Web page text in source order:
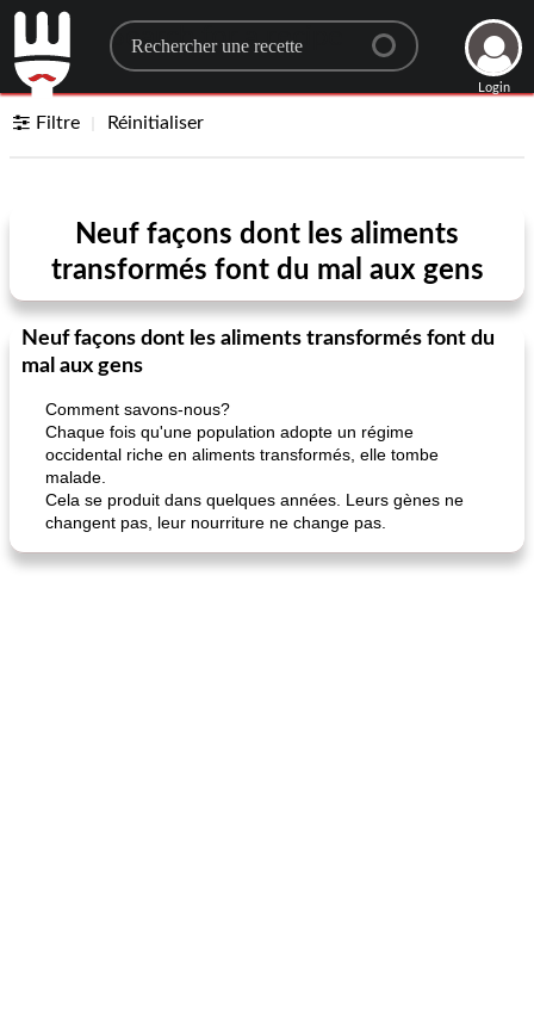
Search for a recipe
Login
Filtre Réinitialiser
Neuf façons dont les aliments
transformés font du mal aux gens
Neuf façons dont les aliments transformés font du
mal aux gens
Comment savons-nous?
Chaque fois qu'une population adopte un régime
occidental riche en aliments transformés, elle tombe
malade.
Cela se produit dans quelques années. Leurs gènes ne
changent pas, leur nourriture ne change pas.